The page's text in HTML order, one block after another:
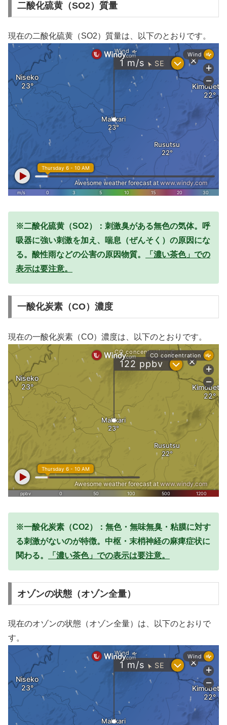
二酸化硫黄（SO2）質量
現在の二酸化硫黄（SO2）質量は、以下のとおりです。
※二酸化硫黄（SO2）：刺激臭がある無色の気体。呼
吸器に強い刺激を加え、喘息（ぜんそく）の原因にな
る。酸性雨などの公害の原因物質。
「濃い茶色」での
表示は要注意。
一酸化炭素（CO）濃度
現在の一酸化炭素（CO）濃度は、以下のとおりです。
※一酸化炭素（CO2）：無色・無味無臭・粘膜に対す
る刺激がないのが特徴。中枢・末梢神経の麻痺症状に
関わる。
「濃い茶色」での表示は要注意。
オゾンの状態（オゾン全量）
現在のオゾンの状態（オゾン全量）は、以下のとおりで
す。